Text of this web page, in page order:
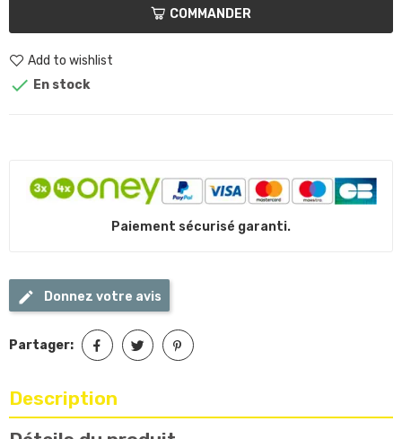
COMMANDER
Add to wishlist
 En stock
Paiement sécurisé garanti.
Donnez votre avis
Partager:
Description